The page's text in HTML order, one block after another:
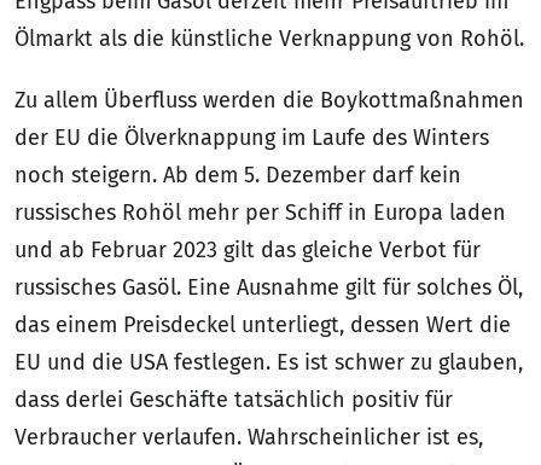
Ölmarkt als die künstliche Verknappung von Rohöl.
Zu allem Überfluss werden die Boykottmaßnahmen
der EU die Ölverknappung im Laufe des Winters
noch steigern. Ab dem 5. Dezember darf kein
russisches Rohöl mehr per Schiff in Europa laden
und ab Februar 2023 gilt das gleiche Verbot für
russisches Gasöl. Eine Ausnahme gilt für solches Öl,
das einem Preisdeckel unterliegt, dessen Wert die
EU und die USA festlegen. Es ist schwer zu glauben,
dass derlei Geschäfte tatsächlich positiv für
Verbraucher verlaufen. Wahrscheinlicher ist es,